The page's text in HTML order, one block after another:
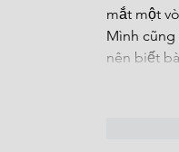
mắt một
Mình cũng
nên biết